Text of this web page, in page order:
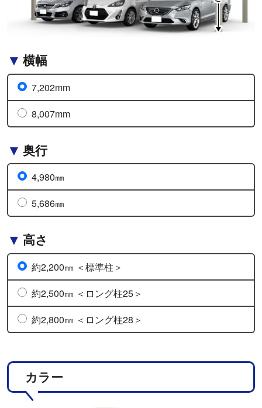
横幅
7,202mm
8,007mm
奥行
4,980㎜
5,686㎜
高さ
約2,200㎜ ＜標準柱＞
約2,500㎜ ＜ロング柱25＞
約2,800㎜ ＜ロング柱28＞
カラー